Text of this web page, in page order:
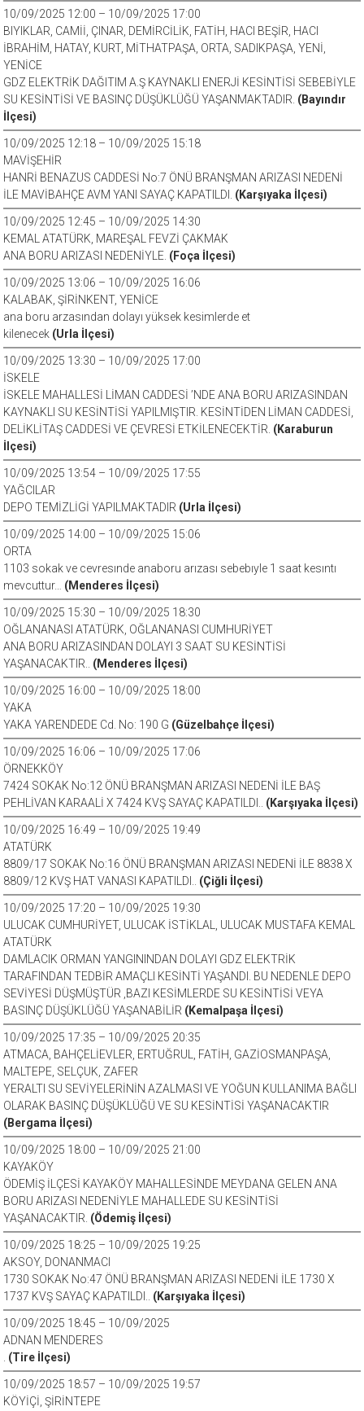
10/09/2025 12:00 – 10/09/2025 17:00
BIYIKLAR, CAMİİ, ÇINAR, DEMİRCİLİK, FATİH, HACI BEŞİR, HACI
İBRAHİM, HATAY, KURT, MİTHATPAŞA, ORTA, SADIKPAŞA, YENİ,
YENİCE
GDZ ELEKTRİK DAĞITIM A.Ş KAYNAKLI ENERJİ KESİNTİSİ SEBEBİYLE
SU KESİNTİSİ VE BASINÇ DÜŞÜKLÜĞÜ YAŞANMAKTADIR. (Bayındır
İlçesi)
10/09/2025 12:18 – 10/09/2025 15:18
MAVİŞEHİR
HANRİ BENAZUS CADDESİ No:7 ÖNÜ BRANŞMAN ARIZASI NEDENİ
İLE MAVİBAHÇE AVM YANI SAYAÇ KAPATILDI. (Karşıyaka İlçesi)
10/09/2025 12:45 – 10/09/2025 14:30
KEMAL ATATÜRK, MAREŞAL FEVZİ ÇAKMAK
ANA BORU ARIZASI NEDENİYLE. (Foça İlçesi)
10/09/2025 13:06 – 10/09/2025 16:06
KALABAK, ŞİRİNKENT, YENİCE
ana boru arzasından dolayı yüksek kesimlerde et
kilenecek (Urla İlçesi)
10/09/2025 13:30 – 10/09/2025 17:00
İSKELE
İSKELE MAHALLESİ LİMAN CADDESİ ’NDE ANA BORU ARIZASINDAN
KAYNAKLI SU KESİNTİSİ YAPILMIŞTIR. KESİNTİDEN LİMAN CADDESİ,
DELİKLİTAŞ CADDESİ VE ÇEVRESİ ETKİLENECEKTİR. (Karaburun
İlçesi)
10/09/2025 13:54 – 10/09/2025 17:55
YAĞCILAR
DEPO TEMİZLİGİ YAPILMAKTADIR (Urla İlçesi)
10/09/2025 14:00 – 10/09/2025 15:06
ORTA
1103 sokak ve cevresınde anaboru arızası sebebıyle 1 saat kesıntı
mevcuttur… (Menderes İlçesi)
10/09/2025 15:30 – 10/09/2025 18:30
OĞLANANASI ATATÜRK, OĞLANANASI CUMHURİYET
ANA BORU ARIZASINDAN DOLAYI 3 SAAT SU KESİNTİSİ
YAŞANACAKTIR.. (Menderes İlçesi)
10/09/2025 16:00 – 10/09/2025 18:00
YAKA
YAKA YARENDEDE Cd. No: 190 G (Güzelbahçe İlçesi)
10/09/2025 16:06 – 10/09/2025 17:06
ÖRNEKKÖY
7424 SOKAK No:12 ÖNÜ BRANŞMAN ARIZASI NEDENİ İLE BAŞ
PEHLİVAN KARAALİ X 7424 KVŞ SAYAÇ KAPATILDI.. (Karşıyaka İlçesi)
10/09/2025 16:49 – 10/09/2025 19:49
ATATÜRK
8809/17 SOKAK No:16 ÖNÜ BRANŞMAN ARIZASI NEDENİ İLE 8838 X
8809/12 KVŞ HAT VANASI KAPATILDI.. (Çiğli İlçesi)
10/09/2025 17:20 – 10/09/2025 19:30
ULUCAK CUMHURİYET, ULUCAK İSTİKLAL, ULUCAK MUSTAFA KEMAL
ATATÜRK
DAMLACIK ORMAN YANGININDAN DOLAYI GDZ ELEKTRİK
TARAFINDAN TEDBİR AMAÇLI KESİNTİ YAŞANDI. BU NEDENLE DEPO
SEVİYESİ DÜŞMÜŞTÜR ,BAZI KESİMLERDE SU KESİNTİSİ VEYA
BASINÇ DÜŞÜKLÜĞÜ YAŞANABİLİR (Kemalpaşa İlçesi)
10/09/2025 17:35 – 10/09/2025 20:35
ATMACA, BAHÇELİEVLER, ERTUĞRUL, FATİH, GAZİOSMANPAŞA,
MALTEPE, SELÇUK, ZAFER
YERALTI SU SEVİYELERİNİN AZALMASI VE YOĞUN KULLANIMA BAĞLI
OLARAK BASINÇ DÜŞÜKLÜĞÜ VE SU KESİNTİSİ YAŞANACAKTIR
(Bergama İlçesi)
10/09/2025 18:00 – 10/09/2025 21:00
KAYAKÖY
ÖDEMİŞ İLÇESİ KAYAKÖY MAHALLESİNDE MEYDANA GELEN ANA
BORU ARIZASI NEDENİYLE MAHALLEDE SU KESİNTİSİ
YAŞANACAKTIR. (Ödemiş İlçesi)
10/09/2025 18:25 – 10/09/2025 19:25
AKSOY, DONANMACI
1730 SOKAK No:47 ÖNÜ BRANŞMAN ARIZASI NEDENİ İLE 1730 X
1737 KVŞ SAYAÇ KAPATILDI.. (Karşıyaka İlçesi)
10/09/2025 18:45 – 10/09/2025
ADNAN MENDERES
(Tire İlçesi)
10/09/2025 18:57 – 10/09/2025 19:57
KÖYİÇİ, ŞİRİNTEPE